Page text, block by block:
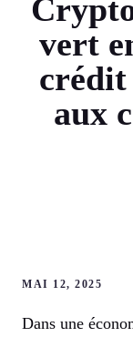
vert
crédit
aux
MAI 12, 2025
Dans une